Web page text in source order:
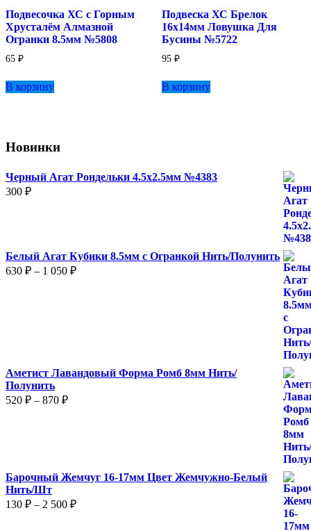
Подвесочка ХС с Горным
Хрусталём Алмазной
Огранки 8.5мм №5808
65 ₽
В корзину
Подвеска ХС Брелок
16х14мм Ловушка Для
Бусины №5722
95 ₽
В корзину
Новинки
Черный Агат Рондельки 4.5х2.5мм №4383
300 ₽
Белый Агат Кубики 8.5мм с Огранкой Нить/Полунить
630 ₽ – 1 050 ₽Диапазон
Аметист Лавандовый Форма Ромб 8мм Нить/
Полунить
520 ₽ – 870 ₽Диапазон
Барочный Жемчуг 16-17мм Цвет Жемчужно-Белый
Нить/Шт
130 ₽ – 2 500 ₽Диапазон